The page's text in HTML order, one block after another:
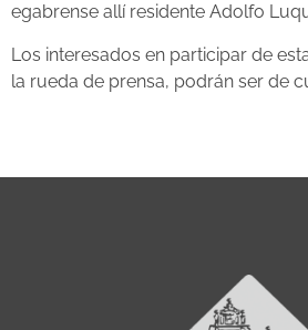
egabrense allí residente Adolfo
Los interesados en participar de
la rueda de prensa, podrán ser de